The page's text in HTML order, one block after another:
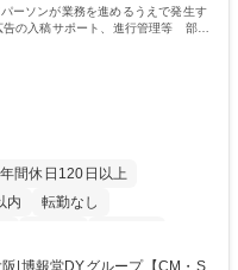
ーソンが業務を進めるうえで発生す
の入稿サポート、進行管理等 部内
年間休日120日以上
内
転勤なし
内